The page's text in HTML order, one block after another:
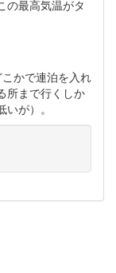
の最高気温がタ
かで連泊を入れ
所まで行くしか
が）。